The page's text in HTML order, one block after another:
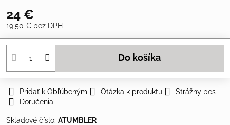
24 €
19,50 € bez DPH
Do košíka
Pridať k Obľúbeným Otázka k produktu
Strážny pes
Doručenia
Skladové číslo: ATUMBLER